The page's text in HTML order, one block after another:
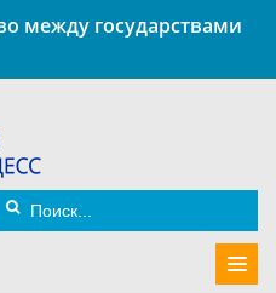
между государствами